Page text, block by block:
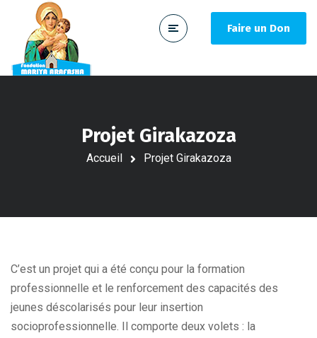
Faire un Don
Projet Girakazoza
Accueil Projet Girakazoza
C’est un projet qui a été conçu pour la formation
professionnelle et le renforcement des capacités des
jeunes déscolarisés pour leur insertion
socioprofessionnelle. Il comporte deux volets : la